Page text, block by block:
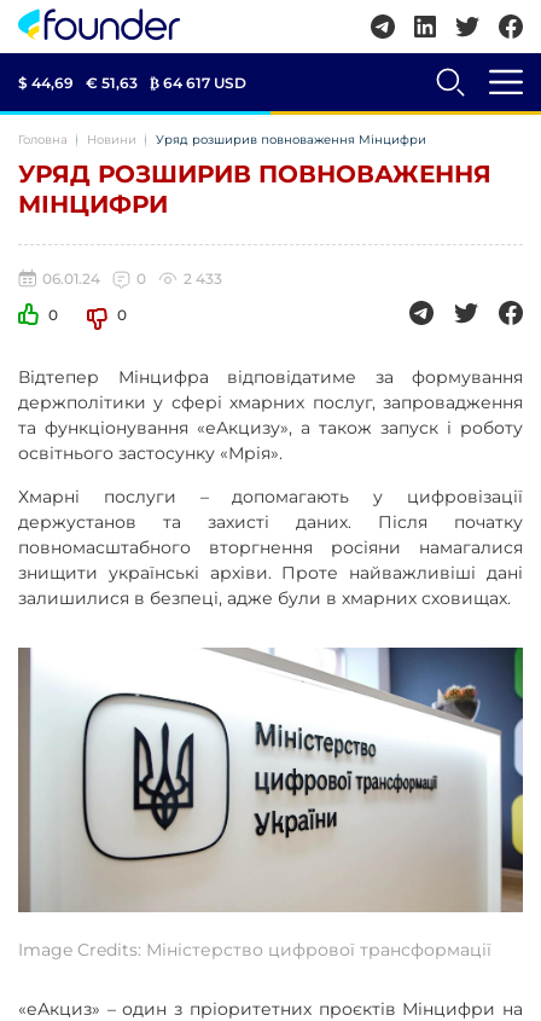
$ 44,69 € 51,63 ₿ 64 617 USD
Головна Новини Уряд розширив повноваження Мінцифри
УРЯД РОЗШИРИВ ПОВНОВАЖЕННЯ
МІНЦИФРИ
06.01.24 0
2 433
0
0
Відтепер Мінцифра відповідатиме за формування
держполітики у сфері хмарних послуг, запровадження
та функціонування «еАкцизу», а також запуск і роботу
освітнього застосунку «Мрія».
Хмарні послуги – допомагають у цифровізації
держустанов та захисті даних. Після початку
повномасштабного вторгнення росіяни намагалися
знищити українські архіви. Проте найважливіші дані
залишилися в безпеці, адже були в хмарних сховищах.
Image Credits: Міністерство цифрової трансформації
«еАкциз» – один з пріоритетних проєктів Мінцифри на